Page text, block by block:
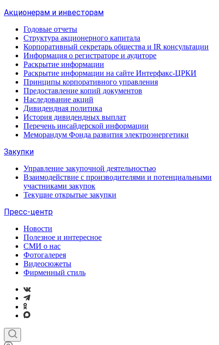
Акционерам и инвесторам
Годовые отчеты
Структура акционерного капитала
Корпоративный секретарь общества и IR консультации
Информация о регистраторе и аудиторе
Раскрытие информации
Раскрытие информации на сайте Интерфакс-ЦРКИ
Принципы корпоративного управления
Предоставление копий документов
Наследование акций
Дивидендная политика
История дивидендных выплат
Перечень инсайдерской информации
Меморандум Фонда развития электроэнергетики
Закупки
Управление закупочной деятельностью
Взаимодействие с производителями и потенциальными
участниками закупок
Текущие открытые закупки
Пресс-центр
Новости
Полезное и интересное
СМИ о нас
Фотогалерея
Видеосюжеты
Фирменный стиль